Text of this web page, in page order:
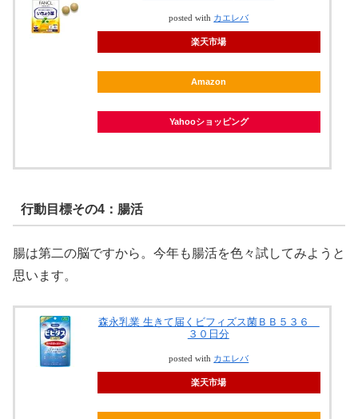
posted with カエレバ
楽天市場
Amazon
Yahooショッピング
行動目標その4：腸活
腸は第二の脳ですから。今年も腸活を色々試してみようと
思います。
森永乳業 生きて届くビフィズス菌ＢＢ５３６
３０日分
posted with カエレバ
楽天市場